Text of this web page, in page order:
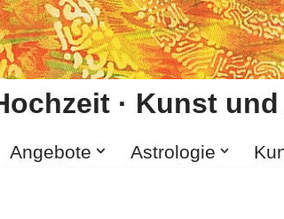
· Kunst
Angebote Astrologie